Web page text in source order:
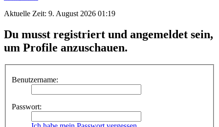
Aktuelle Zeit: 9. August 2026 01:19
Du musst registriert und angemeldet sein,
um Profile anzuschauen.
Benutzername:
Passwort: